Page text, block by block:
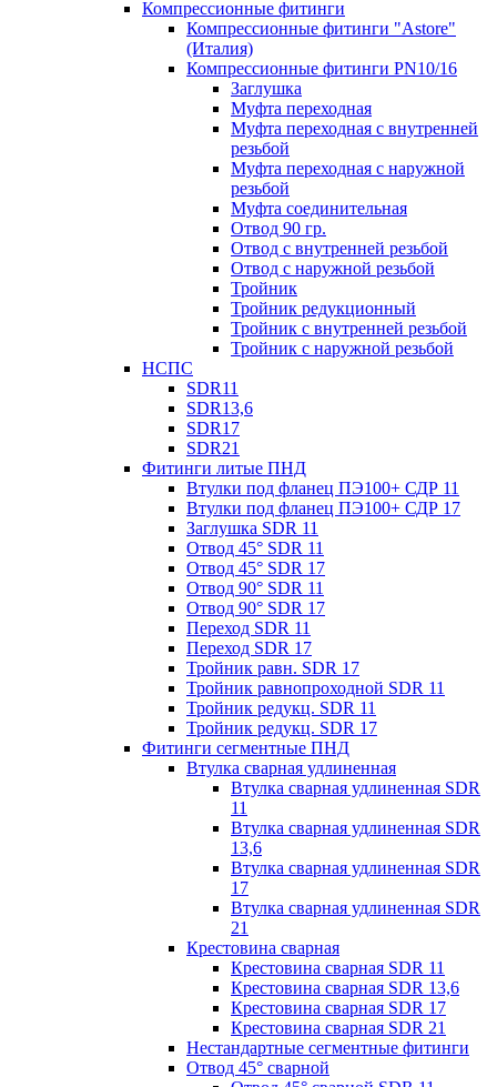
Компрессионные фитинги
Компрессионные фитинги "Astore"
(Италия)
Компрессионные фитинги PN10/16
Заглушка
Муфта переходная
Муфта переходная с внутренней
резьбой
Муфта переходная с наружной
резьбой
Муфта соединительная
Отвод 90 гр.
Отвод с внутренней резьбой
Отвод с наружной резьбой
Тройник
Тройник редукционный
Тройник с внутренней резьбой
Тройник с наружной резьбой
НСПС
SDR11
SDR13,6
SDR17
SDR21
Фитинги литые ПНД
Втулки под фланец ПЭ100+ СДР 11
Втулки под фланец ПЭ100+ СДР 17
Заглушка SDR 11
Отвод 45° SDR 11
Отвод 45° SDR 17
Отвод 90° SDR 11
Отвод 90° SDR 17
Переход SDR 11
Переход SDR 17
Тройник равн. SDR 17
Тройник равнопроходной SDR 11
Тройник редукц. SDR 11
Тройник редукц. SDR 17
Фитинги сегментные ПНД
Втулка сварная удлиненная
Втулка сварная удлиненная SDR
11
Втулка сварная удлиненная SDR
13,6
Втулка сварная удлиненная SDR
17
Втулка сварная удлиненная SDR
21
Крестовина сварная
Крестовина сварная SDR 11
Крестовина сварная SDR 13,6
Крестовина сварная SDR 17
Крестовина сварная SDR 21
Нестандартные сегментные фитинги
Отвод 45° сварной